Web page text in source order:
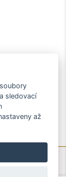
sledovací
až